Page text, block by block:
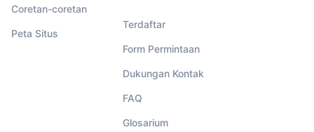
Coretan-coretan
Peta Situs
Terdaftar
Form Permintaan
Dukungan Kontak
FAQ
Glosarium